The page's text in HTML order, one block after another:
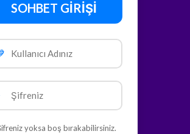
SOHBET GİRİŞİ
yoksa boş bırakabilirsiniz.